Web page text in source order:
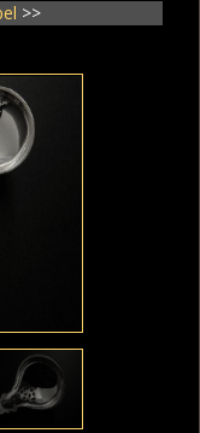
>>